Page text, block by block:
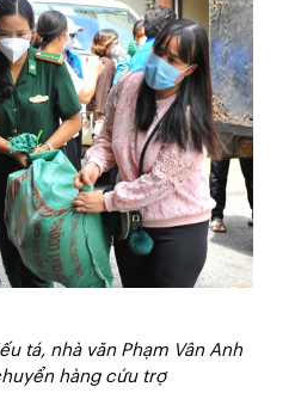
tá, nhà văn Phạm Vân Anh
hàng cứu trợ